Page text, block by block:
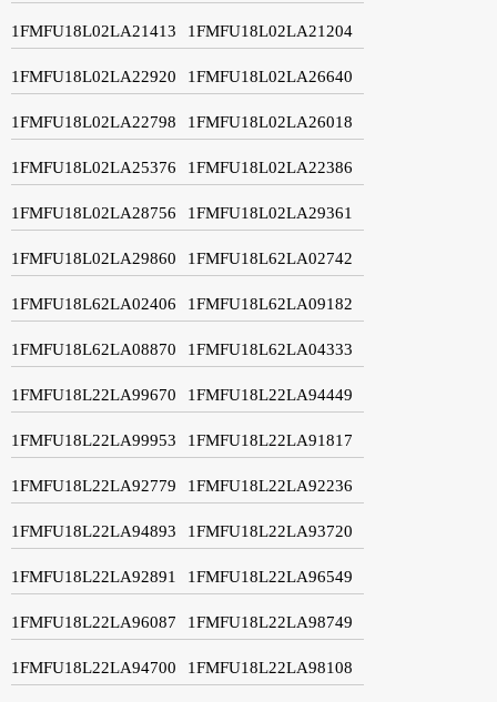
1FMFU18L02LA21413 1FMFU18L02LA21204
1FMFU18L02LA22920 1FMFU18L02LA26640
1FMFU18L02LA22798 1FMFU18L02LA26018
1FMFU18L02LA25376 1FMFU18L02LA22386
1FMFU18L02LA28756 1FMFU18L02LA29361
1FMFU18L02LA29860 1FMFU18L62LA02742
1FMFU18L62LA02406 1FMFU18L62LA09182
1FMFU18L62LA08870 1FMFU18L62LA04333
1FMFU18L22LA99670 1FMFU18L22LA94449
1FMFU18L22LA99953 1FMFU18L22LA91817
1FMFU18L22LA92779 1FMFU18L22LA92236
1FMFU18L22LA94893 1FMFU18L22LA93720
1FMFU18L22LA92891 1FMFU18L22LA96549
1FMFU18L22LA96087 1FMFU18L22LA98749
1FMFU18L22LA94700 1FMFU18L22LA98108